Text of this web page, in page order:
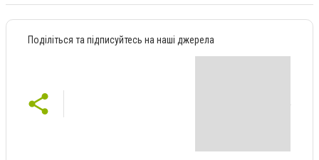
Поділіться та підписуйтесь на наші джерела